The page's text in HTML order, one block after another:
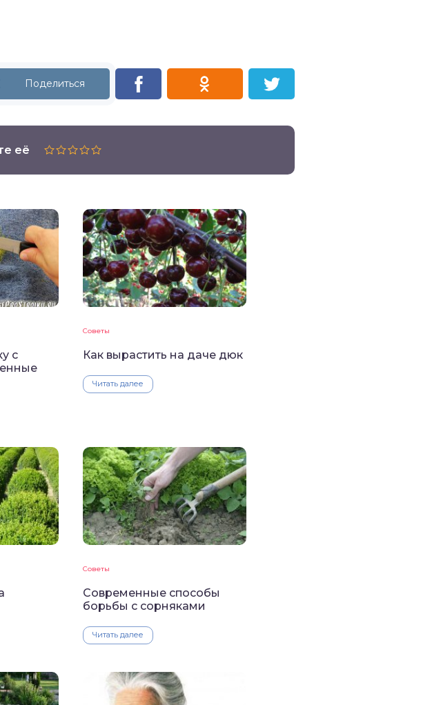
её
с
Советы
Как вырастить на даче дюк
Читать далее
Советы
Современные способы
борьбы с сорняками
Читать далее